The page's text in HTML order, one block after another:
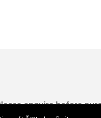
anzuzeigen. Indem Sie
enquire before